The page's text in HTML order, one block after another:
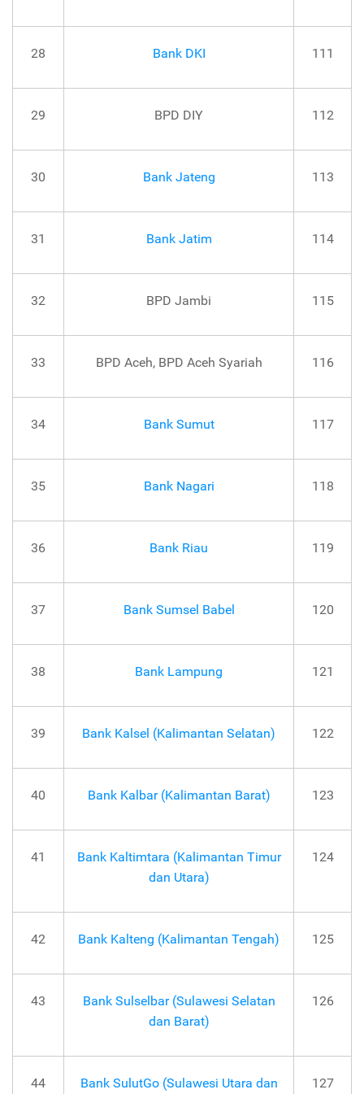
28 Bank DKI 111
29 BPD DIY 112
30 Bank Jateng 113
31 Bank Jatim 114
32 BPD Jambi 115
33 BPD Aceh, BPD Aceh Syariah 116
34 Bank Sumut 117
35 Bank Nagari 118
36 Bank Riau 119
37 Bank Sumsel Babel 120
38 Bank Lampung 121
39 Bank Kalsel (Kalimantan Selatan) 122
40 Bank Kalbar (Kalimantan Barat) 123
41
Bank Kaltimtara (Kalimantan Timur
dan Utara)
124
42 Bank Kalteng (Kalimantan Tengah) 125
43
Bank Sulselbar (Sulawesi Selatan
dan Barat)
126
44
Bank SulutGo (Sulawesi Utara dan
127